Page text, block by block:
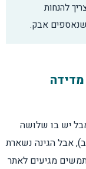
להנחות
שנאספים אבק.
יש בו שלושה
אבל הגינה נשארת
מגיעים לאתר